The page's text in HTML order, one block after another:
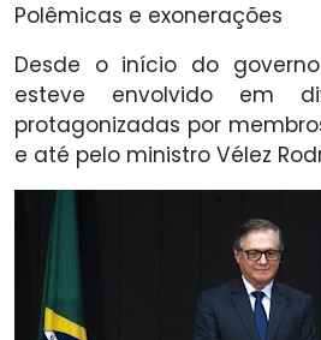
Polêmicas e exonerações
Desde o início do governo
esteve envolvido em
protagonizadas por
e até pelo ministro Vélez